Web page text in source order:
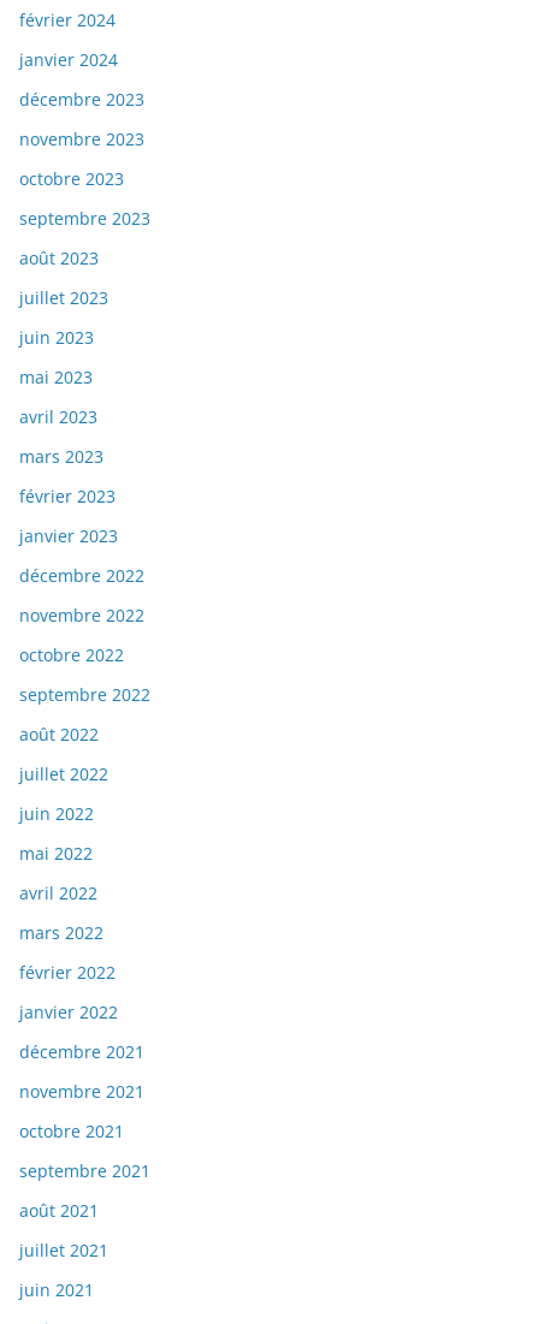
février 2024
janvier 2024
décembre 2023
novembre 2023
octobre 2023
septembre 2023
août 2023
juillet 2023
juin 2023
mai 2023
avril 2023
mars 2023
février 2023
janvier 2023
décembre 2022
novembre 2022
octobre 2022
septembre 2022
août 2022
juillet 2022
juin 2022
mai 2022
avril 2022
mars 2022
février 2022
janvier 2022
décembre 2021
novembre 2021
octobre 2021
septembre 2021
août 2021
juillet 2021
juin 2021